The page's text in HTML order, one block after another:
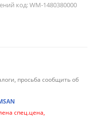
код:WM-1480380000
просьба сообщить об
спец.цена,